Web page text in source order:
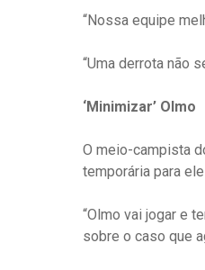
“Nossa equipe
“Uma derrota não
‘Minimizar’ Olmo
O meio-campista
temporária para
“Olmo vai jogar e
sobre o caso que